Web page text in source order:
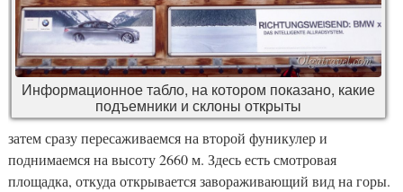
Информационное табло, на котором показано, какие
подъемники и склоны открыты
затем сразу пересаживаемся на второй фуникулер и
поднимаемся на высоту 2660 м. Здесь есть смотровая
площадка, откуда открывается завораживающий вид на горы.